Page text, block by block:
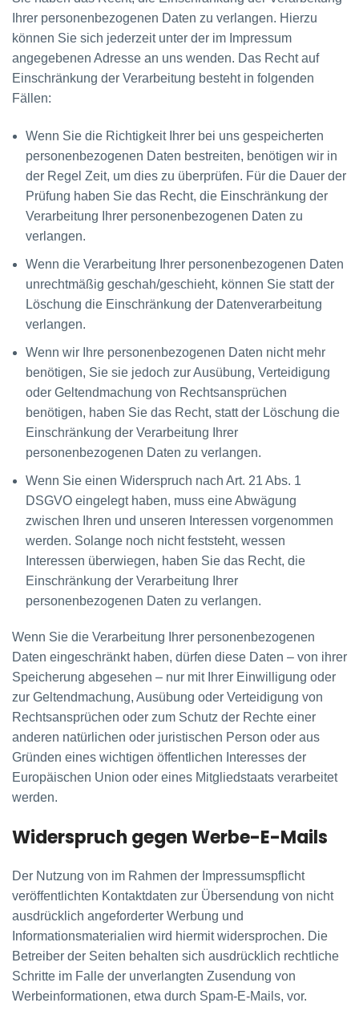
Ihrer personenbezogenen Daten zu verlangen. Hierzu
können Sie sich jederzeit unter der im Impressum
angegebenen Adresse an uns wenden. Das Recht auf
Einschränkung der Verarbeitung besteht in folgenden
Fällen:
Wenn Sie die Richtigkeit Ihrer bei uns gespeicherten
personenbezogenen Daten bestreiten, benötigen wir in
der Regel Zeit, um dies zu überprüfen. Für die Dauer der
Prüfung haben Sie das Recht, die Einschränkung der
Verarbeitung Ihrer personenbezogenen Daten zu
verlangen.
Wenn die Verarbeitung Ihrer personenbezogenen Daten
unrechtmäßig geschah/geschieht, können Sie statt der
Löschung die Einschränkung der Datenverarbeitung
verlangen.
Wenn wir Ihre personenbezogenen Daten nicht mehr
benötigen, Sie sie jedoch zur Ausübung, Verteidigung
oder Geltendmachung von Rechtsansprüchen
benötigen, haben Sie das Recht, statt der Löschung die
Einschränkung der Verarbeitung Ihrer
personenbezogenen Daten zu verlangen.
Wenn Sie einen Widerspruch nach Art. 21 Abs. 1
DSGVO eingelegt haben, muss eine Abwägung
zwischen Ihren und unseren Interessen vorgenommen
werden. Solange noch nicht feststeht, wessen
Interessen überwiegen, haben Sie das Recht, die
Einschränkung der Verarbeitung Ihrer
personenbezogenen Daten zu verlangen.
Wenn Sie die Verarbeitung Ihrer personenbezogenen
Daten eingeschränkt haben, dürfen diese Daten – von ihrer
Speicherung abgesehen – nur mit Ihrer Einwilligung oder
zur Geltendmachung, Ausübung oder Verteidigung von
Rechtsansprüchen oder zum Schutz der Rechte einer
anderen natürlichen oder juristischen Person oder aus
Gründen eines wichtigen öffentlichen Interesses der
Europäischen Union oder eines Mitgliedstaats verarbeitet
werden.
Widerspruch gegen Werbe-E-Mails
Der Nutzung von im Rahmen der Impressumspflicht
veröffentlichten Kontaktdaten zur Übersendung von nicht
ausdrücklich angeforderter Werbung und
Informationsmaterialien wird hiermit widersprochen. Die
Betreiber der Seiten behalten sich ausdrücklich rechtliche
Schritte im Falle der unverlangten Zusendung von
Werbeinformationen, etwa durch Spam-E-Mails, vor.